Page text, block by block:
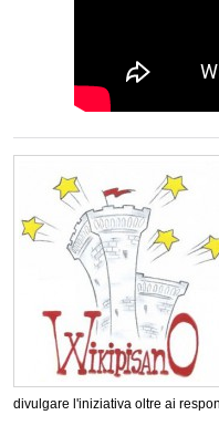
divulgare l'iniziativa oltre ai